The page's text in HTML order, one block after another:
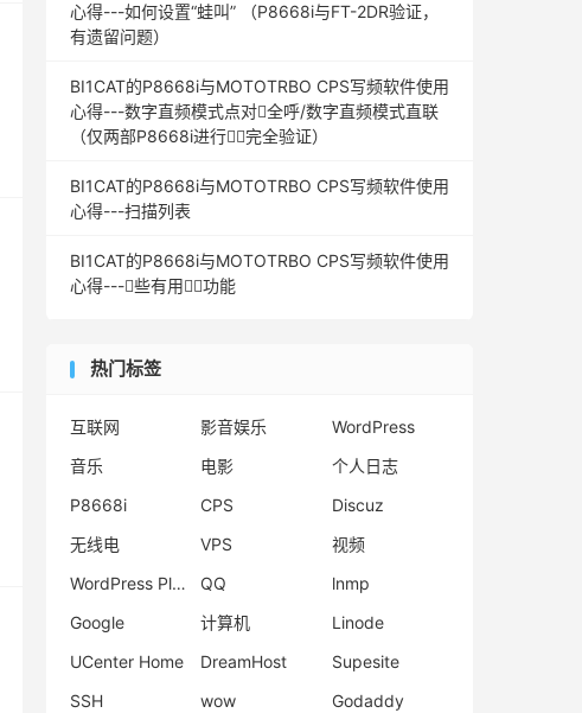
心得---如何设置“蛙叫” （P8668i与FT-2DR验证，
有遗留问题）
BI1CAT的P8668i与MOTOTRBO CPS写频软件使用
心得---数字直频模式点对全呼/数字直频模式直联
（仅两部P8668i进行完全验证）
BI1CAT的P8668i与MOTOTRBO CPS写频软件使用
心得---扫描列表
BI1CAT的P8668i与MOTOTRBO CPS写频软件使用
心得---些有用功能
热门标签
互联网 影音娱乐
WordPress
音乐
电影
个人日志
P8668i
CPS
Discuz
无线电
VPS
视频
WordPress Plugins
QQ
lnmp
Google
计算机
Linode
UCenter Home
DreamHost
Supesite
SSH
wow
Godaddy